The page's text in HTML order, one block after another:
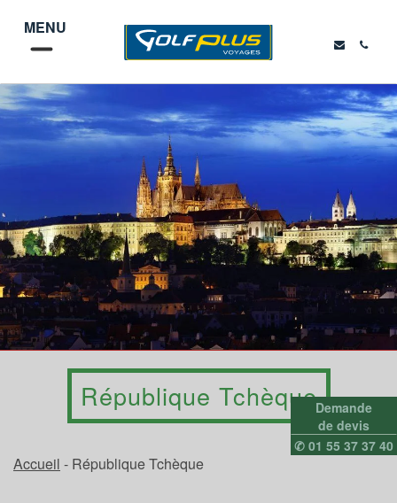
MENU
République Tchèque
Accueil - République Tchèque
Demande
de devis
✆ 01 55 37 37 40